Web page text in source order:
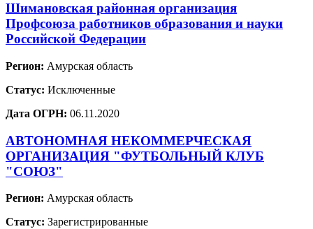
Шимановская районная организация
Профсоюза работников образования и науки
Российской Федерации
Регион: Амурская область
Статус: Исключенные
Дата ОГРН: 06.11.2020
АВТОНОМНАЯ НЕКОММЕРЧЕСКАЯ
ОРГАНИЗАЦИЯ "ФУТБОЛЬНЫЙ КЛУБ
"СОЮЗ"
Регион: Амурская область
Статус: Зарегистрированные